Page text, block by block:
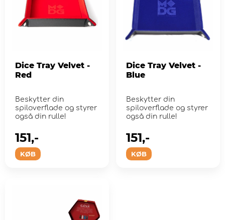
Dice Tray Velvet -
Red
Beskytter din
spiloverflade og styrer
også din rulle!
KØB
151,-
Dice Tray Velvet -
Blue
Beskytter din
spiloverflade og styrer
også din rulle!
KØB
151,-